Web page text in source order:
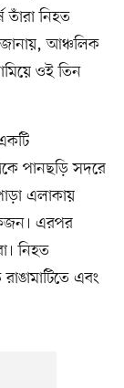
তাঁরা নিহত
জানায়, আঞ্চলিক
ওই তিন
পানছড়ি সদরে
এলাকায়
এরপর
নিহত
এবং